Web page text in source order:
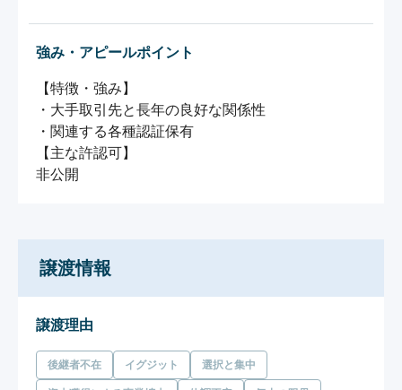
強み・アピールポイント
【特徴・強み】
・大手取引先と長年の良好な関係性
・関連する各種認証保有
【主な許認可】
譲渡情報
譲渡理由
後継者不在 イグジット 選択と集中